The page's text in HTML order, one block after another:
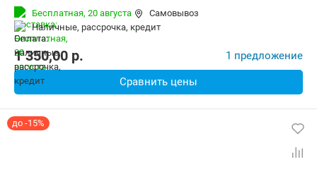
Беспроводные интерфейсы:
Бесплатная, 20 августа
Самовывоз
наличные, рассрочка, кредит
1 350,00 p. 1 предложение
Сравнить цены
до -15%